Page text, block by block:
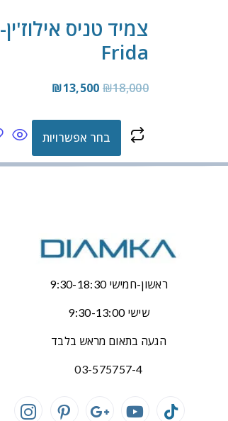
צמיד טניס אילוז'ין-
Frida
₪18,000
₪13,500
בחר אפשרויות
ראשון-חמישי 9:30-18:30
שישי 9:30-13:00
הגעה בתאום מראש בלבד
03-575757-4